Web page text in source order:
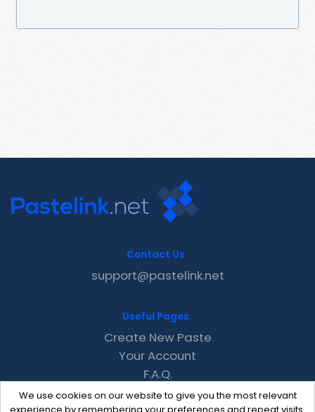
We use cookies on our website to give you the most relevant
Contact Us
support@pastelink.net
Useful Pages
Create New Paste
Your Account
F.A.Q.
Recent